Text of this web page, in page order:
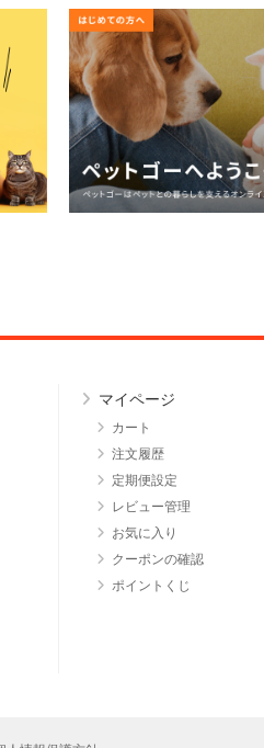
マイページ
カート
注文履歴
定期便設定
レビュー管理
お気に入り
クーポンの確認
ポイントくじ